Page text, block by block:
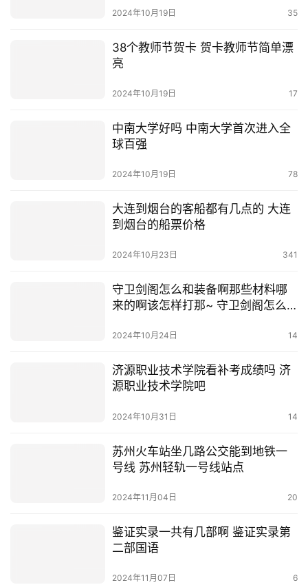
2024年10月19日 35
38个教师节贺卡 贺卡教师节简单漂
亮
2024年10月19日 17
中南大学好吗 中南大学首次进入全
球百强
2024年10月19日 78
大连到烟台的客船都有几点的 大连
到烟台的船票价格
2024年10月23日 341
守卫剑阁怎么和装备啊那些材料哪
来的啊该怎样打那~ 守卫剑阁怎么
2024年10月24日 14
济源职业技术学院看补考成绩吗 济
源职业技术学院吧
2024年10月31日 14
苏州火车站坐几路公交能到地铁一
号线 苏州轻轨一号线站点
2024年11月04日 20
鉴证实录一共有几部啊 鉴证实录第
二部国语
2024年11月07日 6